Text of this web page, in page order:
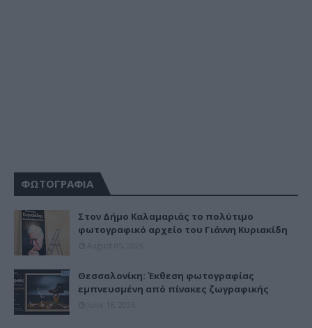
ΦΩΤΟΓΡΑΦΙΑ
Στον Δήμο Καλαμαριάς το πολύτιμο
φωτογραφικό αρχείο του Γιάννη Κυριακίδη
Θεσσαλονίκη: Έκθεση φωτογραφίας
εμπνευσμένη από πίνακες ζωγραφικής